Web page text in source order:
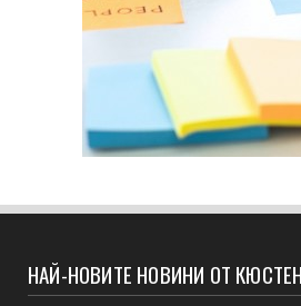
НАЙ-НОВИТЕ НОВИНИ ОТ